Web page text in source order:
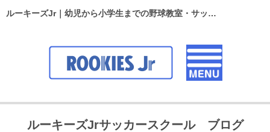
ルーキーズJr｜幼児から小学生までの野球教室・サッカースクール
ルーキーズJrサッカースクール ブログ